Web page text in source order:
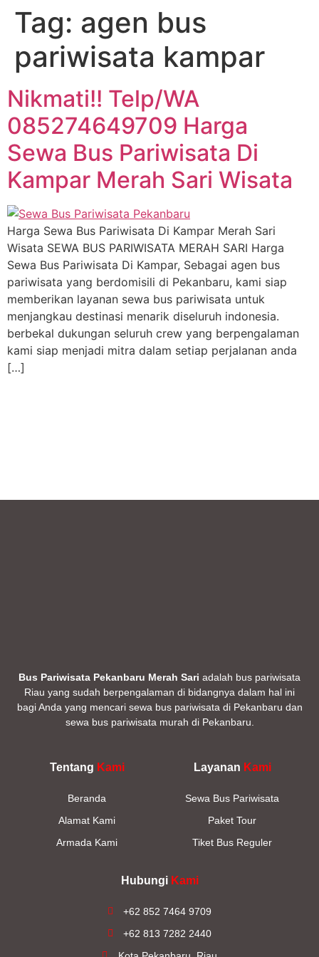
Tag: agen bus
pariwisata kampar
Nikmati!! Telp/WA
085274649709 Harga
Sewa Bus Pariwisata Di
Kampar Merah Sari Wisata
Harga Sewa Bus Pariwisata Di Kampar Merah Sari
Wisata SEWA BUS PARIWISATA MERAH SARI Harga
Sewa Bus Pariwisata Di Kampar, Sebagai agen bus
pariwisata yang berdomisili di Pekanbaru, kami siap
memberikan layanan sewa bus pariwisata untuk
menjangkau destinasi menarik diseluruh indonesia.
berbekal dukungan seluruh crew yang berpengalaman
kami siap menjadi mitra dalam setiap perjalanan anda
[…]
Bus Pariwisata Pekanbaru Merah Sari adalah bus pariwisata
Riau yang sudah berpengalaman di bidangnya dalam hal ini
bagi Anda yang mencari sewa bus pariwisata di Pekanbaru dan
sewa bus pariwisata murah di Pekanbaru.
Tentang Kami
Beranda
Alamat Kami
Armada Kami
Layanan Kami
Sewa Bus Pariwisata
Paket Tour
Tiket Bus Reguler
Hubungi Kami
+62 852 7464 9709
+62 813 7282 2440